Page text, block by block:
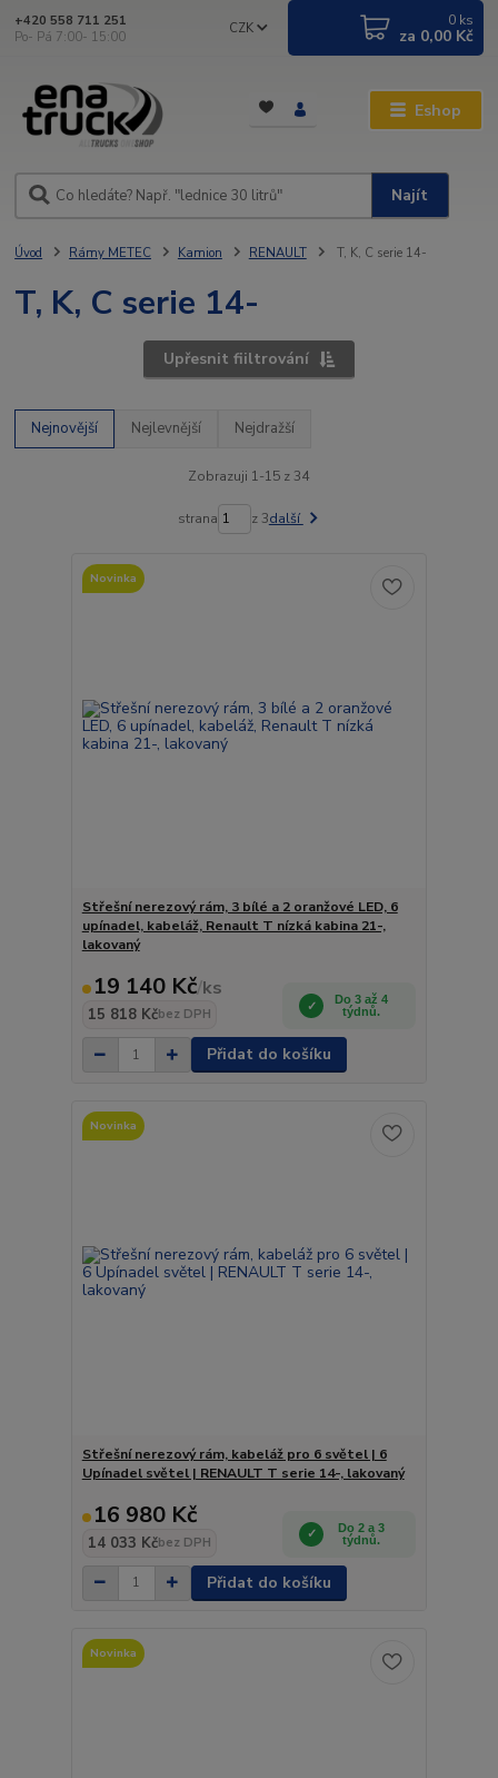
Eshop
CZK
Najít
+420 558 711 251
Po- Pá 7:00- 15:00
0 ks
za 0,00 Kč
Úvod Rámy METEC Kamion RENAULT T, K, C serie 14-
T, K, C serie 14-
Upřesnit fiiltrování
Nejnovější Nejlevnější Nejdražší
Zobrazuji 1-15 z 34
strana z 3další
Novinka
Střešní nerezový rám, 3 bílé a 2 oranžové LED, 6
upínadel, kabeláž, Renault T nízká kabina 21-,
lakovaný
19 140 Kč/ks
15 818 Kčbez DPH
Do 3 až 4
týdnů.
Přidat do košíku
Novinka
Střešní nerezový rám, kabeláž pro 6 světel | 6
Upínadel světel | RENAULT T serie 14-, lakovaný
16 980 Kč
14 033 Kčbez DPH
Do 2 a 3
týdnů.
Přidat do košíku
Novinka